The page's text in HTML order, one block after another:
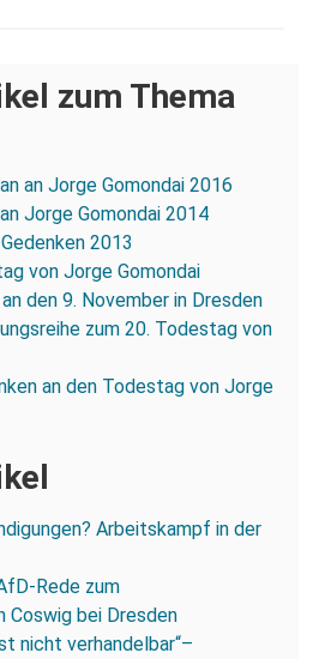
zum Thema
an Jorge Gomondai 2016
Jorge Gomondai 2014
2013
von Jorge Gomondai
an den 9. November in Dresden
zum 20. Todestag von
an den Todestag von Jorge
Arbeitskampf in der
Rede zum
Coswig bei Dresden
nicht verhandelbar“–